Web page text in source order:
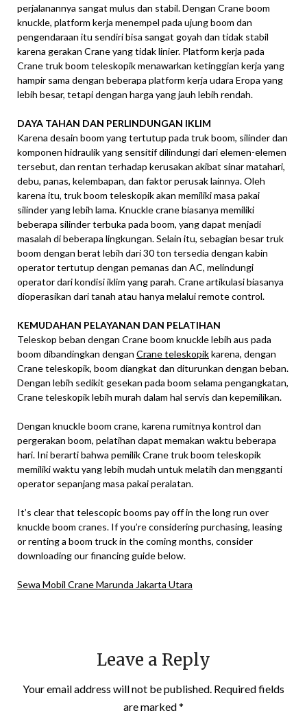
perjalanannya sangat mulus dan stabil. Dengan Crane boom
knuckle, platform kerja menempel pada ujung boom dan
pengendaraan itu sendiri bisa sangat goyah dan tidak stabil
karena gerakan Crane yang tidak linier. Platform kerja pada
Crane truk boom teleskopik menawarkan ketinggian kerja yang
hampir sama dengan beberapa platform kerja udara Eropa yang
lebih besar, tetapi dengan harga yang jauh lebih rendah.
DAYA TAHAN DAN PERLINDUNGAN IKLIM
Karena desain boom yang tertutup pada truk boom, silinder dan
komponen hidraulik yang sensitif dilindungi dari elemen-elemen
tersebut, dan rentan terhadap kerusakan akibat sinar matahari,
debu, panas, kelembapan, dan faktor perusak lainnya. Oleh
karena itu, truk boom teleskopik akan memiliki masa pakai
silinder yang lebih lama. Knuckle crane biasanya memiliki
beberapa silinder terbuka pada boom, yang dapat menjadi
masalah di beberapa lingkungan. Selain itu, sebagian besar truk
boom dengan berat lebih dari 30 ton tersedia dengan kabin
operator tertutup dengan pemanas dan AC, melindungi
operator dari kondisi iklim yang parah. Crane artikulasi biasanya
dioperasikan dari tanah atau hanya melalui remote control.
KEMUDAHAN PELAYANAN DAN PELATIHAN
Teleskop beban dengan Crane boom knuckle lebih aus pada
boom dibandingkan dengan Crane teleskopikkarena, dengan
Crane teleskopik, boom diangkat dan diturunkan dengan beban.
Dengan lebih sedikit gesekan pada boom selama pengangkatan,
Crane teleskopik lebih murah dalam hal servis dan kepemilikan.
Dengan knuckle boom crane, karena rumitnya kontrol dan
pergerakan boom, pelatihan dapat memakan waktu beberapa
hari. Ini berarti bahwa pemilik Crane truk boom teleskopik
memiliki waktu yang lebih mudah untuk melatih dan mengganti
operator sepanjang masa pakai peralatan.
It’s clear that telescopic booms pay off in the long run over
knuckle boom cranes. If you’re considering purchasing, leasing
or renting a boom truck in the coming months, consider
downloading our financing guide below.
Sewa Mobil Crane Marunda Jakarta Utara
Leave a Reply
Your email address will not be published. Required fields
are marked*